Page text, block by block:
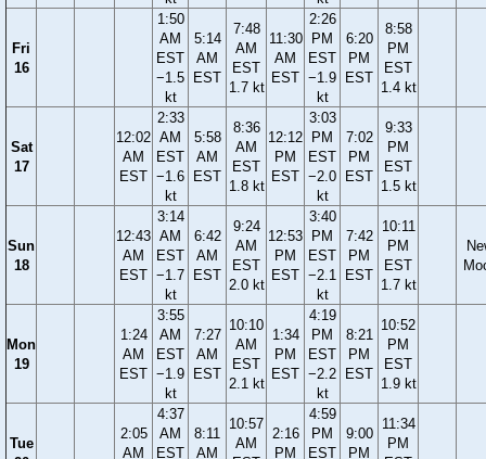
Fri
16
1:50
AM
EST
−1.5
kt
5:14
AM
EST
7:48
AM
EST
1.7 kt
11:30
AM
EST
2:26
PM
EST
−1.9
kt
6:20
PM
EST
8:58
PM
EST
1.4 kt
Sat
17
12:02
AM
EST
2:33
AM
EST
−1.6
kt
5:58
AM
EST
8:36
AM
EST
1.8 kt
12:12
PM
EST
3:03
PM
EST
−2.0
kt
7:02
PM
EST
9:33
PM
EST
1.5 kt
Sun
18
12:43
AM
EST
3:14
AM
EST
−1.7
kt
6:42
AM
EST
9:24
AM
EST
2.0 kt
12:53
PM
EST
3:40
PM
EST
−2.1
kt
7:42
PM
EST
10:11
PM
EST
1.7 kt
Mon
19
1:24
AM
EST
3:55
AM
EST
−1.9
kt
7:27
AM
EST
10:10
AM
EST
2.1 kt
1:34
PM
EST
4:19
PM
EST
−2.2
kt
8:21
PM
EST
10:52
PM
EST
1.9 kt
Tue
2:05
AM
4:37
AM
EST
8:11
AM
10:57
AM
2:16
PM
4:59
PM
EST
9:00
PM
11:34
PM